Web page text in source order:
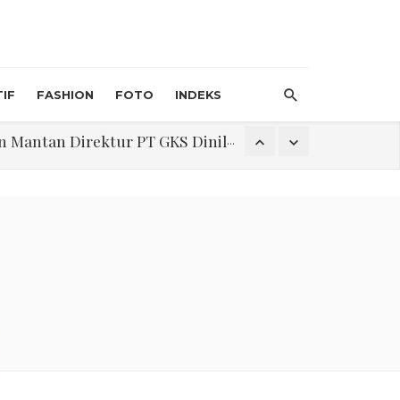
FASHION FOTO INDEKS
Direktur PT GKS Dinilai Rancu
Narkoba di Belawan Sicanang